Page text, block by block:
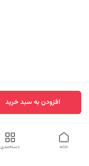
افزودن به سبد خرید
دسته‌بندی خانه